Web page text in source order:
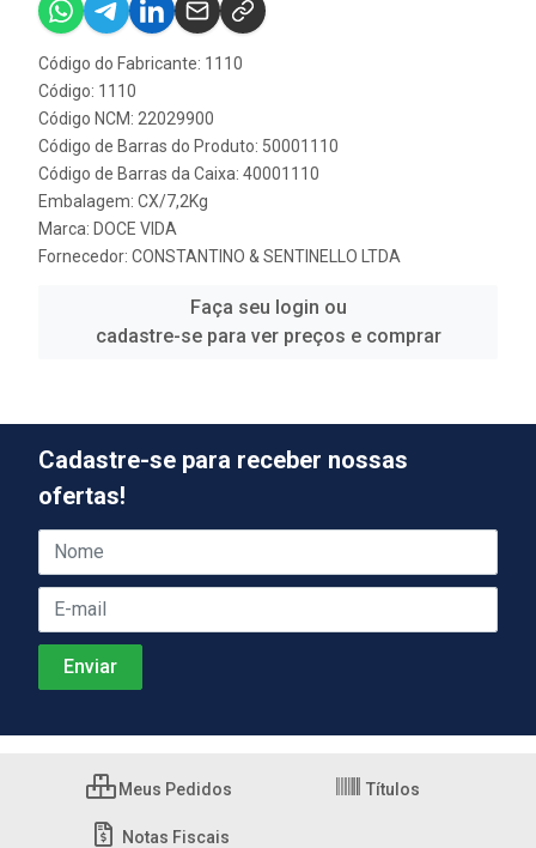
Código do Fabricante: 1110
Código: 1110
Código NCM: 22029900
Código de Barras do Produto: 50001110
Código de Barras da Caixa: 40001110
Embalagem: CX/7,2Kg
Marca: DOCE VIDA
Fornecedor: CONSTANTINO & SENTINELLO LTDA
Faça seu login ou
cadastre-se para ver preços e comprar
Cadastre-se para receber nossas
ofertas!
Meus Pedidos Títulos
Notas Fiscais